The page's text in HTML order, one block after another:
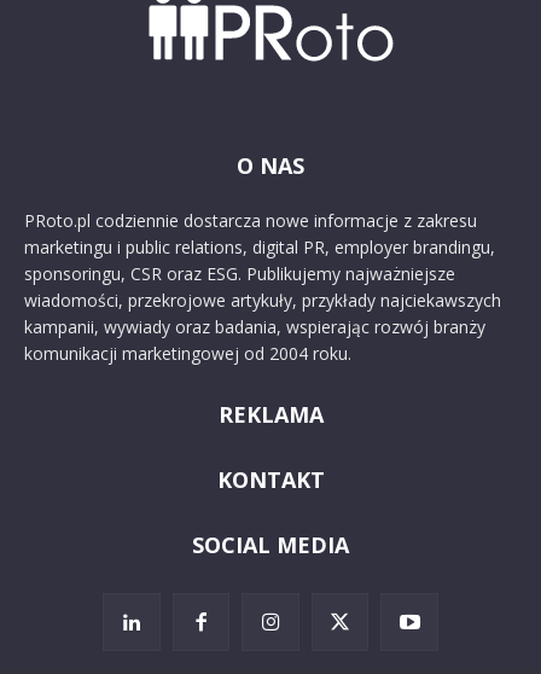
O NAS
PRoto.pl codziennie dostarcza nowe informacje z zakresu
marketingu i public relations, digital PR, employer brandingu,
sponsoringu, CSR oraz ESG. Publikujemy najważniejsze
wiadomości, przekrojowe artykuły, przykłady najciekawszych
kampanii, wywiady oraz badania, wspierając rozwój branży
komunikacji marketingowej od 2004 roku.
REKLAMA
KONTAKT
SOCIAL MEDIA